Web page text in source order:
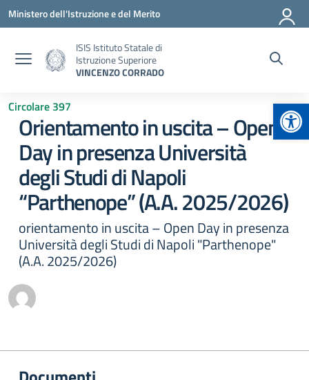
Vai ai contenuti
Vai al menu di navigazione
Vai al footer
Ministero dell'Istruzione e del Merito
ISIS Istituto Statale di
Istruzione Superiore
VINCENZO CORRADO
Circolare 397
Orientamento in uscita – Open
Day in presenza Università
degli Studi di Napoli
“Parthenope” (A.A. 2025/2026)
orientamento in uscita – Open Day in presenza
Università degli Studi di Napoli "Parthenope"
(A.A. 2025/2026)